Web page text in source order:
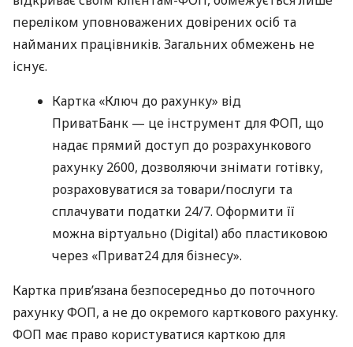
переліком уповноважених довірених осіб та
найманих працівників. Загальних обмежень не
існує.
Картка «Ключ до рахунку» від
ПриватБанк — це інструмент для ФОП, що
надає прямий доступ до розрахункового
рахунку 2600, дозволяючи знімати готівку,
розраховуватися за товари/послуги та
сплачувати податки 24/7. Оформити її
можна віртуально (Digital) або пластиковою
через «Приват24 для бізнесу».
Картка прив’язана безпосередньо до поточного
рахунку ФОП, а не до окремого карткового рахунку.
ФОП має право користуватися карткою для